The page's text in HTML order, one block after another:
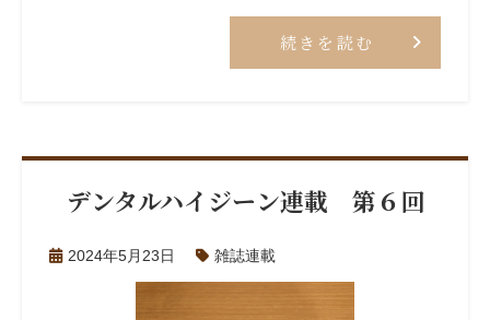
続きを読む
デンタルハイジーン連載 第６回
2024年5月23日 雑誌連載